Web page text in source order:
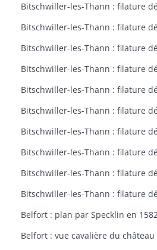
Bitschwiller-les-Thann : filature
Bitschwiller-les-Thann : filature
Bitschwiller-les-Thann : filature
Bitschwiller-les-Thann : filature
Bitschwiller-les-Thann : filature
Bitschwiller-les-Thann : filature
Bitschwiller-les-Thann : filature
Bitschwiller-les-Thann : filature
Bitschwiller-les-Thann : filature
Bitschwiller-les-Thann : filature
Belfort : plan par Specklin en
Belfort : vue cavalière du château